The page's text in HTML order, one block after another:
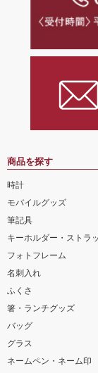
商品を探す
時計
モバイルグッズ
筆記具
キーホルダー・ストラ
フォトフレーム
名刺入れ
ふくさ
箸・ランチグッズ
バッグ
グラス
ネームペン・ネーム印